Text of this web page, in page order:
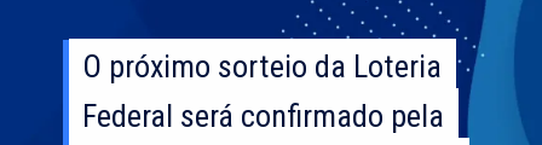
O próximo sorteio da Loteria
Federal será confirmado pela
O próximo sorteio da Loteria
Federal será confirmado pela